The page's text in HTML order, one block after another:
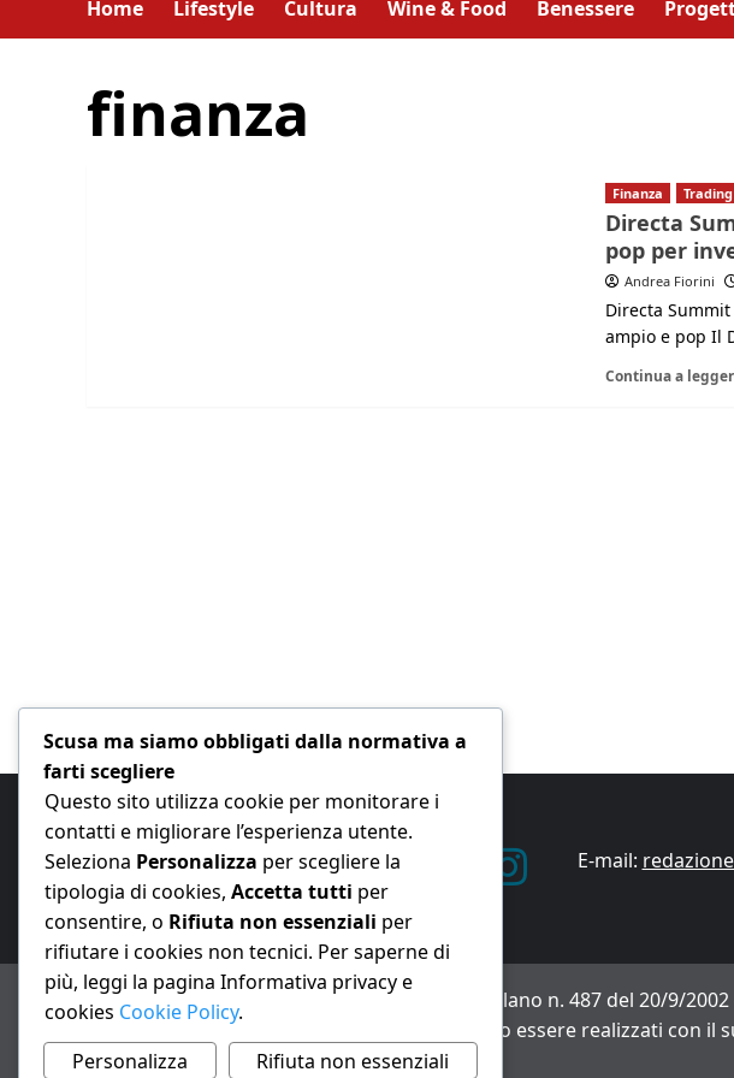
Home Lifestyle Cultura Wine & Food Benessere
finanza
Finanza
Directa
pop per
Andrea Fiorini
Directa
ampio e pop Il
Continua a
E-mail:
ANNO XXIII – Testata giornalistica reg. Trib. Milano n. 487 del 20/9/
Avviso IA: alcuni articoli di questo sito possono essere realizzati
Informativa privacy e cookie
Scusa ma siamo obbligati dalla normativa a
farti scegliere
Questo sito utilizza cookie per monitorare i
contatti e migliorare l’esperienza utente.
Seleziona Personalizza per scegliere la
tipologia di cookies, Accetta tutti per
consentire, o Rifiuta non essenziali per
rifiutare i cookies non tecnici. Per saperne di
più, leggi la pagina Informativa privacy e
cookies Cookie Policy.
Personalizza
Rifiuta non essenziali